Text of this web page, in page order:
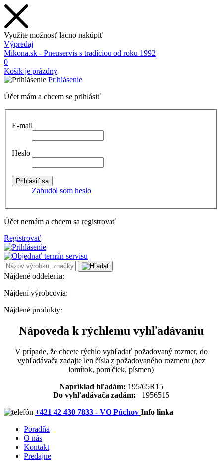
Využite možnosť lacno nakúpiť
Výpredaj
Mikona.sk - Pneuservis s tradíciou od roku 1992
0
Košík je prázdny
Prihlásenie
Účet mám a chcem se prihlásiť
E-mail
Heslo
Zabudol som heslo
Účet nemám a chcem sa registrovať
Registrovať
Nájdené oddelenia:
Nájdení výrobcovia:
Nájdené produkty:
Nápoveda k rýchlemu vyhľadávaniu
V prípade, že chcete rýchlo vyhľadať požadovaný rozmer, do
vyhľadávača zadajte len čísla z požadovaného rozmeru (bez
lomítok, pomĺčiek, písmen)
Napríklad hľadám: 195/65R15
Do vyhľadávača zadám: 1956515
+421 42 430 7833 - VO Púchov Info linka
Poradňa
O nás
Kontakt
Predajne